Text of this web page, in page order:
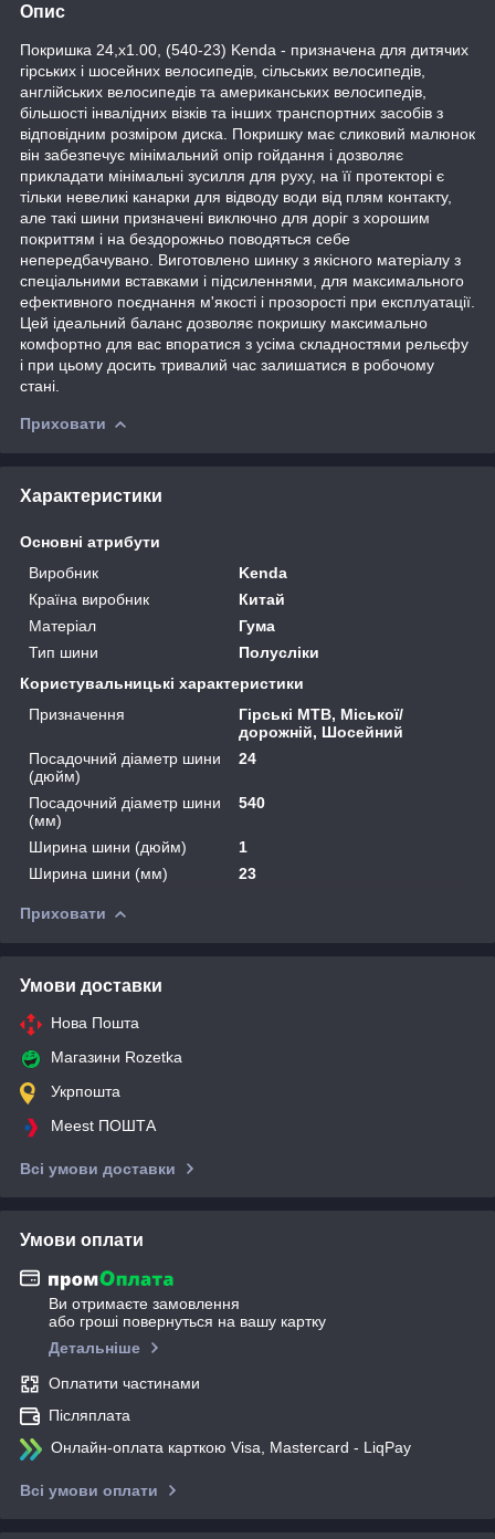
Опис
Покришка 24,x1.00, (540-23) Kenda - призначена для дитячих
гірських і шосейних велосипедів, сільських велосипедів,
англійських велосипедів та американських велосипедів,
більшості інвалідних візків та інших транспортних засобів з
відповідним розміром диска. Покришку має сликовий малюнок
він забезпечує мінімальний опір гойдання і дозволяє
прикладати мінімальні зусилля для руху, на її протекторі є
тільки невеликі канарки для відводу води від плям контакту,
але такі шини призначені виключно для доріг з хорошим
покриттям і на бездорожньо поводяться себе
непередбачувано. Виготовлено шинку з якісного матеріалу з
спеціальними вставками і підсиленнями, для максимального
ефективного поєднання м'якості і прозорості при експлуатації.
Цей ідеальний баланс дозволяє покришку максимально
комфортно для вас впоратися з усіма складностями рельєфу
і при цьому досить тривалий час залишатися в робочому
стані.
Приховати
Характеристики
Основні атрибути
Виробник
Kenda
Країна виробник
Китай
Матеріал
Гума
Тип шини
Полусліки
Користувальницькі характеристики
Призначення
Гірські MTB, Міської/
дорожній, Шосейний
Посадочний діаметр шини
(дюйм)
24
Посадочний діаметр шини
(мм)
540
Ширина шини (дюйм)
1
Ширина шини (мм)
23
Приховати
Умови доставки
Нова Пошта
Магазини Rozetka
Укрпошта
Meest ПОШТА
Всі умови доставки
Умови оплати
Ви отримаєте замовлення
або гроші повернуться на вашу картку
Детальніше
Оплатити частинами
Післяплата
Онлайн-оплата карткою Visa, Mastercard - LiqPay
Всі умови оплати